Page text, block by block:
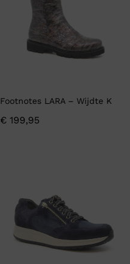
Footnotes LARA – Wijdte K
€ 199,95